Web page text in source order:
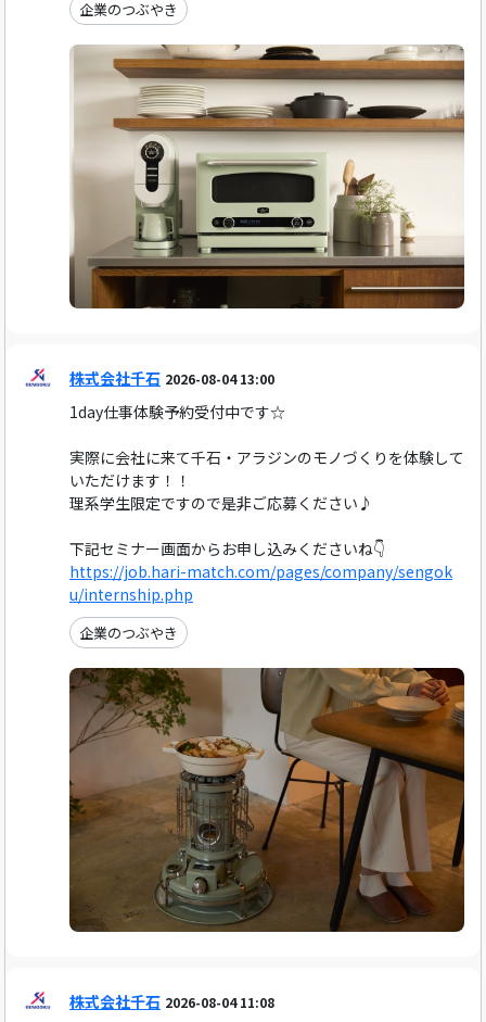
企業のつぶやき
株式会社千石 2026-08-04 13:00
1day仕事体験予約受付中です☆
実際に会社に来て千石・アラジンのモノづくりを体験して
いただけます！！
理系学生限定ですので是非ご応募ください♪
下記セミナー画面からお申し込みくださいね👇
https://job.hari-match.com/pages/company/sengok
u/internship.php
企業のつぶやき
株式会社千石 2026-08-04 11:08